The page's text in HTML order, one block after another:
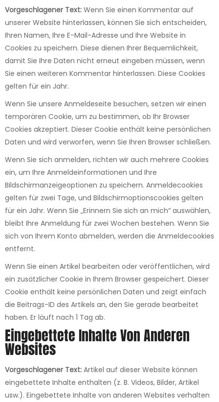
Vorgeschlagener Text: Wenn Sie einen Kommentar auf
unserer Website hinterlassen, können Sie sich entscheiden,
Ihren Namen, Ihre E-Mail-Adresse und Ihre Website in
Cookies zu speichern. Diese dienen Ihrer Bequemlichkeit,
damit Sie Ihre Daten nicht erneut eingeben müssen, wenn
Sie einen weiteren Kommentar hinterlassen. Diese Cookies
gelten für ein Jahr.
Wenn Sie unsere Anmeldeseite besuchen, setzen wir einen
temporären Cookie, um zu bestimmen, ob Ihr Browser
Cookies akzeptiert. Dieser Cookie enthält keine persönlichen
Daten und wird verworfen, wenn Sie Ihren Browser schließen.
Wenn Sie sich anmelden, richten wir auch mehrere Cookies
ein, um Ihre Anmeldeinformationen und Ihre
Bildschirmanzeigeoptionen zu speichern. Anmeldecookies
gelten für zwei Tage, und Bildschirmoptionscookies gelten
für ein Jahr. Wenn Sie „Erinnern Sie sich an mich“ auswählen,
bleibt Ihre Anmeldung für zwei Wochen bestehen. Wenn Sie
sich von Ihrem Konto abmelden, werden die Anmeldecookies
entfernt.
Wenn Sie einen Artikel bearbeiten oder veröffentlichen, wird
ein zusätzlicher Cookie in Ihrem Browser gespeichert. Dieser
Cookie enthält keine persönlichen Daten und zeigt einfach
die Beitrags-ID des Artikels an, den Sie gerade bearbeitet
haben. Er läuft nach 1 Tag ab.
Eingebettete Inhalte Von Anderen
Websites
Vorgeschlagener Text: Artikel auf dieser Website können
eingebettete Inhalte enthalten (z. B. Videos, Bilder, Artikel
usw.). Eingebettete Inhalte von anderen Websites verhalten